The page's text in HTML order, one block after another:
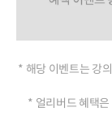
* 해당 이벤트는 강
* 얼리버드 혜택